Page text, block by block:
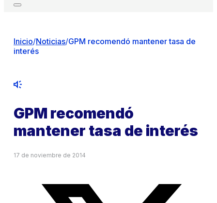
Inicio/Noticias/GPM recomendó mantener tasa de
interés
GPM recomendó
mantener tasa de interés
17 de noviembre de 2014